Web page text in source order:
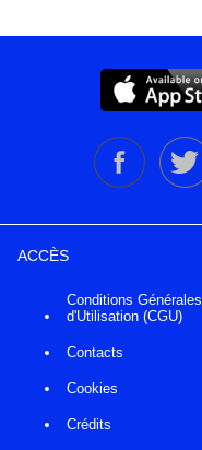
ACCÈS
Conditions Générales
d'Utilisation (CGU)
Contacts
Cookies
Crédits